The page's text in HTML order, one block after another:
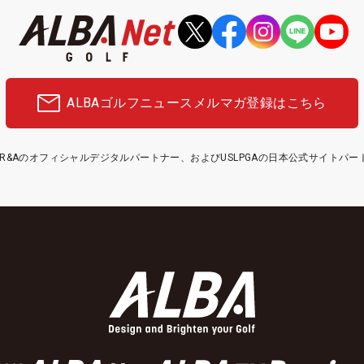
ALBAゴルフニュース メルマガ登録はこちら
のオフィシャルデジタルパートナー、およびUSLPGAの日本公式サイトパー